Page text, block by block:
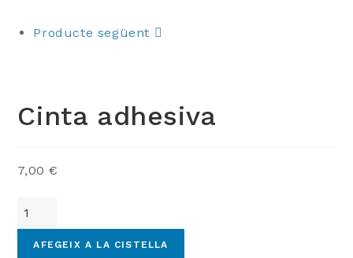
Producte següent
Cinta adhesiva
7,00€
CintaAFEGEIX A LA CISTELLA